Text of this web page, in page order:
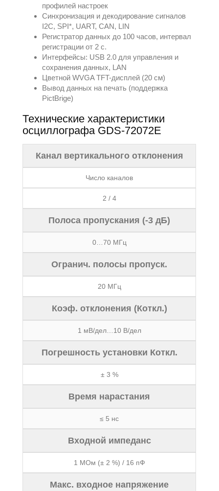
профилей настроек
Синхронизация и декодирование сигналов
I2C, SPI*, UART, CAN, LIN
Регистратор данных до 100 часов, интервал
регистрации от 2 с.
Интерфейсы: USB 2.0 для управления и
сохранения данных, LAN
Цветной WVGA TFT-дисплей (20 см)
Вывод данных на печать (поддержка
PictBrige)
Технические характеристики
осциллографа GDS-72072E
Канал вертикального отклонения
Число каналов
2 / 4
Полоса пропускания (-3 дБ)
0…70 МГц
Огранич. полосы пропуск.
20 МГц
Коэф. отклонения (Коткл.)
1 мВ/дел…10 В/дел
Погрешность установки Коткл.
± 3 %
Время нарастания
≤ 5 нс
Входной импеданс
1 МОм (± 2 %) / 16 пФ
Макс. входное напряжение